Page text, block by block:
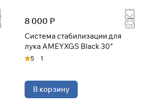
8 000 Р
Система стабилизации для
лука AMEYXGS Black 30"
5 1
В корзину
Получайте товар выбранный способом
Оставшиеся75% будутсписываться
с вашей карты
* При оплате через ПЛАЙТ
скидки по